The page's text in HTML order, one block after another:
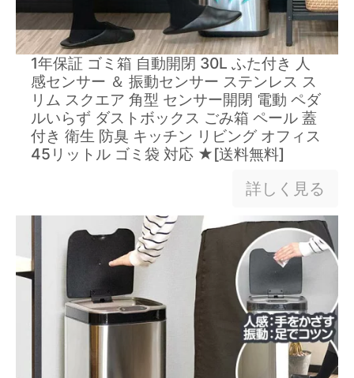
1年保証 ゴミ箱 自動開閉 30L ふた付き 人
感センサー ＆ 振動センサー ステンレス ス
リム スクエア 角型 センサー開閉 電動 ペダ
ルいらず ダストボックス ごみ箱 ペール 蓋
付き 衛生 防臭 キッチン リビング オフィス
45リットル ゴミ袋 対応 ★[送料無料]
詳しく見る